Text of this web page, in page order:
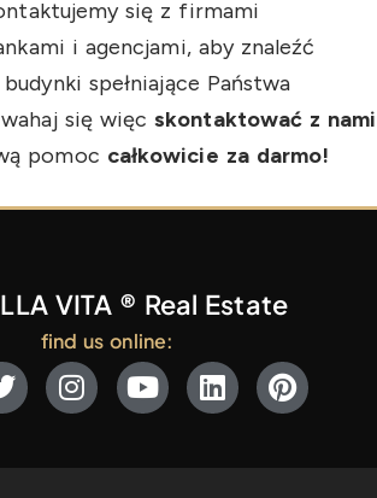
się z firmami
i agencjami, aby znaleźć
spełniające Państwa
się więcskontaktować z nami
pomoc całkowicie za darmo!
VITA ® Real Estate
find us online: